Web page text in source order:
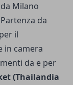
Milano
da
il
in camera
da e per
(Thailandia